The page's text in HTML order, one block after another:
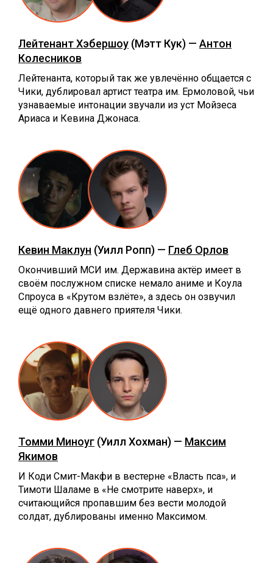
Лейтенант Хэбершоу (Мэтт Кук) — Антон
Колесников
Лейтенанта, который так же увлечённо общается с
Чики, дублировал артист театра им. Ермоловой, чьи
узнаваемые интонации звучали из уст Мойзеса
Ариаса и Кевина Джонаса.
Кевин Маклун (Уилл Ропп) — Глеб Орлов
Окончивший МСИ им. Державина актёр имеет в
своём послужном списке немало аниме и Коула
Спроуса в «Крутом взлёте», а здесь он озвучил
ещё одного давнего приятеля Чики.
Томми Миноуг (Уилл Хохман) — Максим
Якимов
И Коди Смит-Макфи в вестерне «Власть пса», и
Тимоти Шаламе в «Не смотрите наверх», и
считающийся пропавшим без вести молодой
солдат, дублированы именно Максимом.